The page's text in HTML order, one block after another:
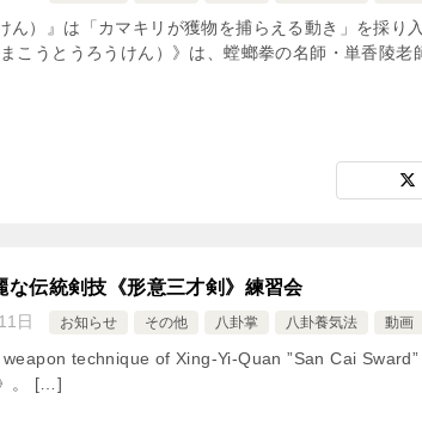
ん）』は「カマキリが獲物を捕らえる動き」を採り
こうとうろうけん）》は、螳螂拳の名師・単香陵
な伝統剣技《形意三才剣》練習会
日 お知らせ その他 八卦掌 八卦養気法 動画
technique of Xing-Yi-Quan ”San Cai
。 […]